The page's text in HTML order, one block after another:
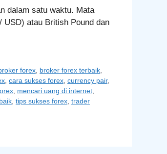
dalam satu waktu. Mata
USD) atau British Pound dan
forex, broker forex terbaik,
, cara sukses forex, currency pair,
, mencari uang di internet,
, tips sukses forex, trader